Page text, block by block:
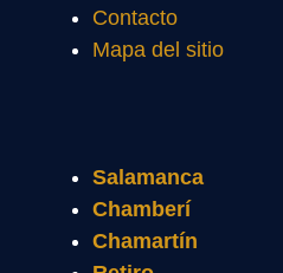
Contacto
Mapa del sitio
Salamanca
Chamberí
Chamartín